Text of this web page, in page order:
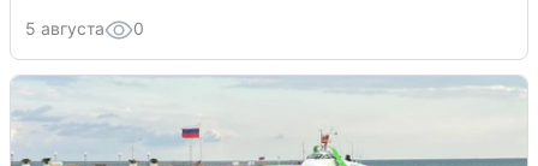
5 августа 0